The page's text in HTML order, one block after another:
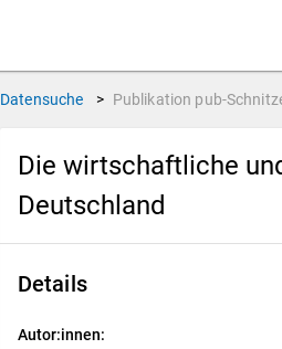
Datensuche > Publikation pub-
Die wirtschaftliche
Deutschland
Details
Autor:innen: